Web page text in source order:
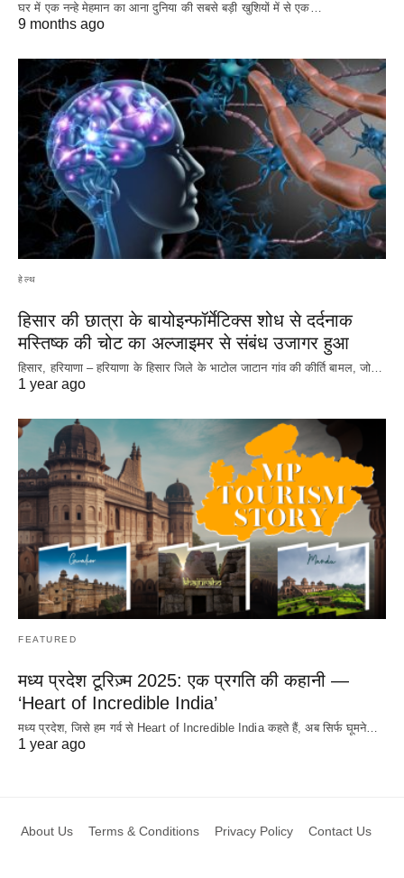
घर में एक नन्हे मेहमान का आना दुनिया की सबसे बड़ी खुशियों में से एक…
9 months ago
हेल्थ
हिसार की छात्रा के बायोइन्फॉर्मेटिक्स शोध से दर्दनाक
मस्तिष्क की चोट का अल्जाइमर से संबंध उजागर हुआ
हिसार, हरियाणा – हरियाणा के हिसार जिले के भाटोल जाटान गांव की कीर्ति बामल, जो…
1 year ago
FEATURED
मध्य प्रदेश टूरिज़्म 2025: एक प्रगति की कहानी —
‘Heart of Incredible India’
मध्य प्रदेश, जिसे हम गर्व से Heart of Incredible India कहते हैं, अब सिर्फ घूमने…
1 year ago
About Us Terms & Conditions Privacy Policy Contact Us